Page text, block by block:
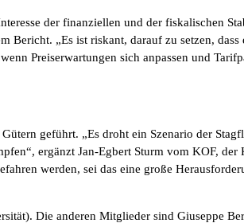
der finanziellen und der fiskalischen
„Es ist riskant, darauf zu setzen,
Preiserwartungen sich anpassen und
geführt. „Es droht ein Szenario der
ergänzt Jan-Egbert Sturm vom KOF,
werden, sei das eine große
Die anderen Mitglieder sind Giuseppe